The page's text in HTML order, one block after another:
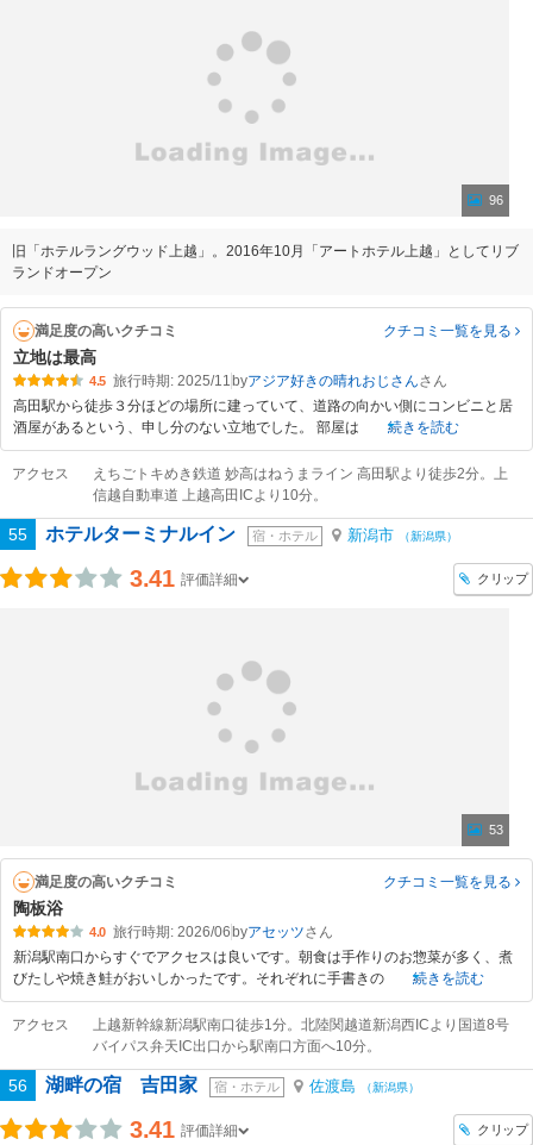
96
旧「ホテルラングウッド上越」。2016年10月「アートホテル上越」としてリブ
ランドオープン
満足度の高いクチコミ クチコミ一覧を見る
立地は最高
4.5 旅行時期: 2025/11 byアジア好きの晴れおじさん
高田駅から徒歩３分ほどの場所に建っていて、道路の向かい側にコンビニと居
酒屋があるという、申し分のない立地でした。 部屋は
続きを読む
アクセス
えちごトキめき鉄道 妙高はねうまライン 高田駅より徒歩2分。上
信越自動車道 上越高田ICより10分。
55 ホテルターミナルイン 宿・ホテル 新潟市 （新潟県）
3.41 評価詳細 クリップ
53
満足度の高いクチコミ クチコミ一覧を見る
陶板浴
4.0 旅行時期: 2026/06 byアセッツ
新潟駅南口からすぐでアクセスは良いです。朝食は手作りのお惣菜が多く、煮
びたしや焼き鮭がおいしかったです。それぞれに手書きの
続きを読む
アクセス
上越新幹線新潟駅南口徒歩1分。北陸関越道新潟西ICより国道8号
バイパス弁天IC出口から駅南口方面へ10分。
56 湖畔の宿 吉田家 宿・ホテル 佐渡島 （新潟県）
3.41 評価詳細 クリップ